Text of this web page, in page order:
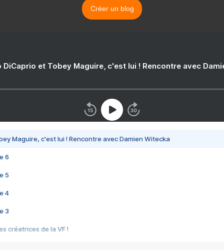
Créer un blog
DiCaprio et Tobey Maguire, c'est lui ! Rencontre avec
Maguire, c'est lui ! Rencontre avec Damien Witecka
6
5
4
3
créatrices de la VF !